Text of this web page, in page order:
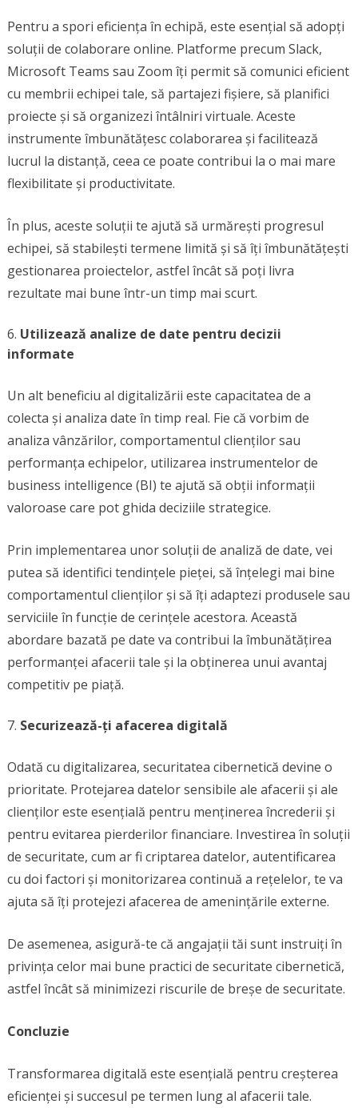
Pentru a spori eficiența în echipă, este esențial să adopți
soluții de colaborare online. Platforme precum Slack,
Microsoft Teams sau Zoom îți permit să comunici eficient
cu membrii echipei tale, să partajezi fișiere, să planifici
proiecte și să organizezi întâlniri virtuale. Aceste
instrumente îmbunătățesc colaborarea și facilitează
lucrul la distanță, ceea ce poate contribui la o mai mare
flexibilitate și productivitate.
În plus, aceste soluții te ajută să urmărești progresul
echipei, să stabilești termene limită și să îți îmbunătățești
gestionarea proiectelor, astfel încât să poți livra
rezultate mai bune într-un timp mai scurt.
Utilizează analize de date pentru decizii
informate
Un alt beneficiu al digitalizării este capacitatea de a
colecta și analiza date în timp real. Fie că vorbim de
analiza vânzărilor, comportamentul clienților sau
performanța echipelor, utilizarea instrumentelor de
business intelligence (BI) te ajută să obții informații
valoroase care pot ghida deciziile strategice.
Prin implementarea unor soluții de analiză de date, vei
putea să identifici tendințele pieței, să înțelegi mai bine
comportamentul clienților și să îți adaptezi produsele sau
serviciile în funcție de cerințele acestora. Această
abordare bazată pe date va contribui la îmbunătățirea
performanței afacerii tale și la obținerea unui avantaj
competitiv pe piață.
Securizează-ți afacerea digitală
Odată cu digitalizarea, securitatea cibernetică devine o
prioritate. Protejarea datelor sensibile ale afacerii și ale
clienților este esențială pentru menținerea încrederii și
pentru evitarea pierderilor financiare. Investirea în soluții
de securitate, cum ar fi criptarea datelor, autentificarea
cu doi factori și monitorizarea continuă a rețelelor, te va
ajuta să îți protejezi afacerea de amenințările externe.
De asemenea, asigură-te că angajații tăi sunt instruiți în
privința celor mai bune practici de securitate cibernetică,
astfel încât să minimizezi riscurile de breșe de securitate.
Concluzie
Transformarea digitală este esențială pentru creșterea
eficienței și succesul pe termen lung al afacerii tale.